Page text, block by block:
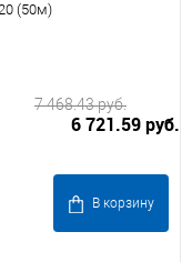
(50м)
6 721.59 руб.
7 468.43 руб.
В корзину